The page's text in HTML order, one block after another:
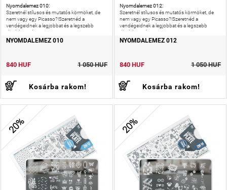
Nyomdalemez 010:
Szeretnél stílusos és mutatós körmöket, de
nem vagy egy Picasso?!Szeretnéd a
vendégeidnek a legjobbat és a legszebb
díszítést nyújtani?!
NYOMDALEMEZ 010
840 HUF 1 050 HUF
Kosárba rakom!
Nyomdalemez 012:
Szeretnél stílusos és mutatós körmöket, de
nem vagy egy Picasso?!Szeretnéd a
vendégeidnek a legjobbat és a legszebb
díszítést nyújtani?!
NYOMDALEMEZ 012
840 HUF 1 050 HUF
Kosárba rakom!
20% 20%